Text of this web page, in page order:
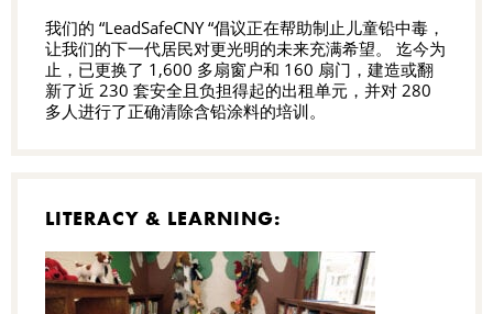
我们的 “LeadSafeCNY “倡议正在帮助制止儿童铅中毒，
让我们的下一代居民对更光明的未来充满希望。 迄今为
止，已更换了 1,600 多扇窗户和 160 扇门，建造或翻
新了近 230 套安全且负担得起的出租单元，并对 280
多人进行了正确清除含铅涂料的培训。
LITERACY & LEARNING: